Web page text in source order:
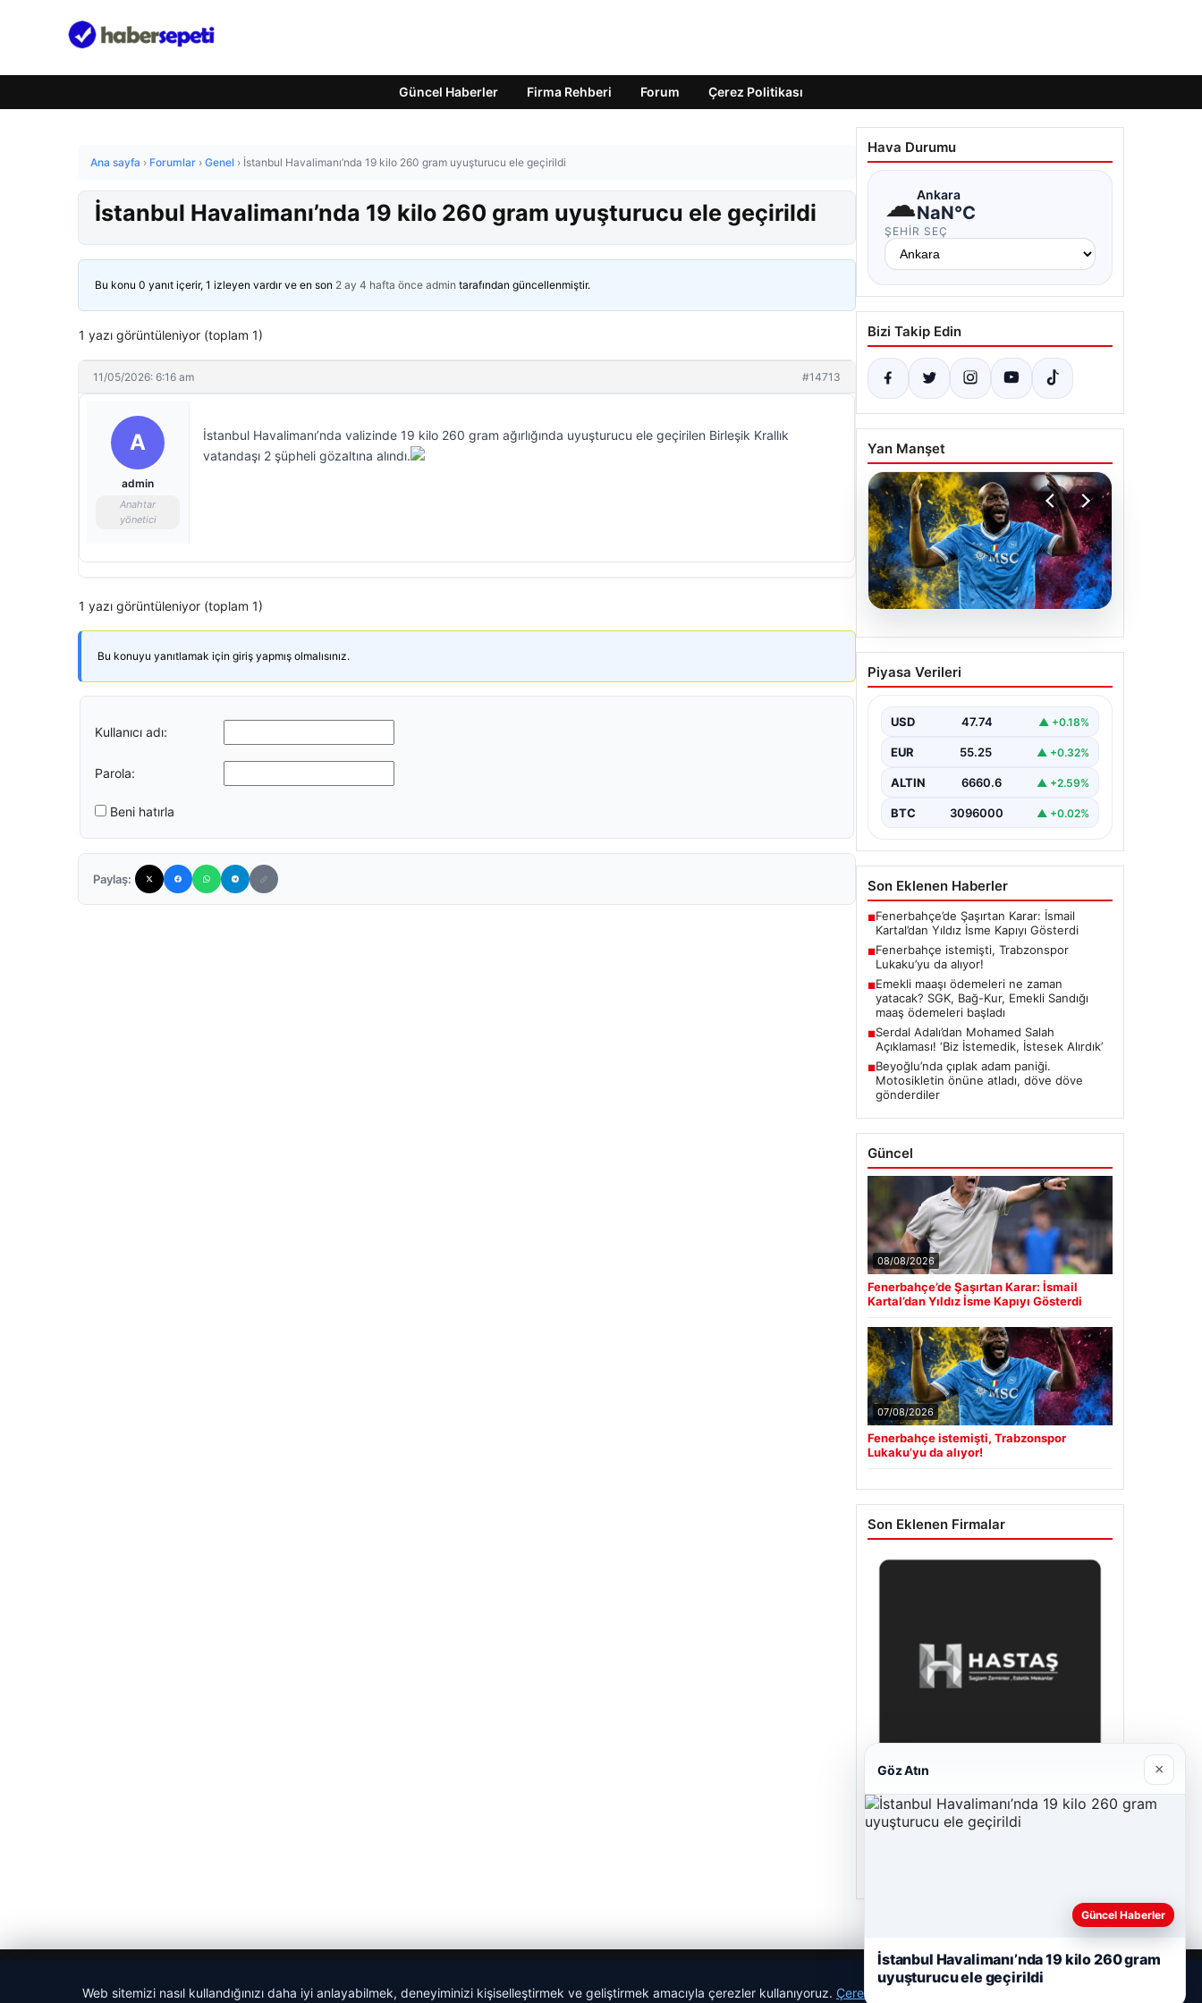
Güncel Haberler Firma Rehberi Forum Çerez Politikası
Ana sayfa › Forumlar › Genel › İstanbul Havalimanı’nda 19 kilo 260 gram uyuşturucu ele geçirildi
İstanbul Havalimanı’nda 19 kilo 260 gram uyuşturucu ele geçirildi
Bu konu 0 yanıt içerir, 1 izleyen vardır ve en son 2 ay 4 hafta önce admin tarafından güncellenmiştir.
1 yazı görüntüleniyor (toplam 1)
11/05/2026: 6:16 am #14713
A
admin
Anahtar
yönetici
İstanbul Havalimanı’nda valizinde 19 kilo 260 gram ağırlığında uyuşturucu ele geçirilen Birleşik Krallık
vatandaşı 2 şüpheli gözaltına alındı.
1 yazı görüntüleniyor (toplam 1)
Bu konuyu yanıtlamak için giriş yapmış olmalısınız.
Kullanıcı adı:
Parola:
Beni hatırla
Paylaş:
Hava Durumu
☁Ankara
NaN°C
ŞEHIR SEÇ
Bizi Takip Edin
Yan Manşet
07.08.2026
Fenerbahçe istemişti,
Trabzonspor Lukaku’yu da
Piyasa Verileri
USD 47.74 ▲ +0.18%
EUR 55.25 ▲ +0.32%
ALTIN 6660.6 ▲ +2.59%
BTC 3096000 ▲ +0.02%
Son Eklenen Haberler
■Fenerbahçe’de Şaşırtan Karar: İsmail
Kartal’dan Yıldız İsme Kapıyı Gösterdi
■Fenerbahçe istemişti, Trabzonspor
Lukaku’yu da alıyor!
■Emekli maaşı ödemeleri ne zaman
yatacak? SGK, Bağ-Kur, Emekli Sandığı
maaş ödemeleri başladı
■Serdal Adalı’dan Mohamed Salah
Açıklaması! ‘Biz İstemedik, İstesek Alırdık’
■Beyoğlu’nda çıplak adam paniği.
Motosikletin önüne atladı, döve döve
gönderdiler
Güncel
08/08/2026
Fenerbahçe’de Şaşırtan Karar: İsmail
Kartal’dan Yıldız İsme Kapıyı Gösterdi
07/08/2026
Fenerbahçe istemişti, Trabzonspor
Lukaku’yu da alıyor!
Son Eklenen Firmalar
Prenses Night Club
29/04/2026
Web sitemizi nasıl kullandığınızı daha iyi anlayabilmek, deneyiminizi kişiselleştirmek ve geliştirmek amacıyla çerezler kullanıyoruz. Çerez Politikamız
Göz Atın ×
Güncel Haberler
İstanbul Havalimanı’nda 19 kilo 260 gram
uyuşturucu ele geçirildi